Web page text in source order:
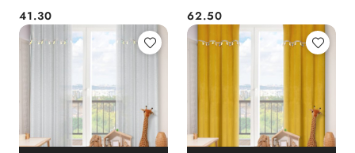
Cena:
41.30 Cena:
62.50